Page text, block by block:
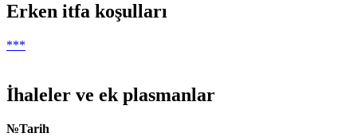
Erken itfa koşulları
***
İhaleler ve ek plasmanlar
№Tarih